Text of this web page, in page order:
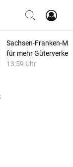
Sachsen-Franken-
für mehr
13:59 Uhr